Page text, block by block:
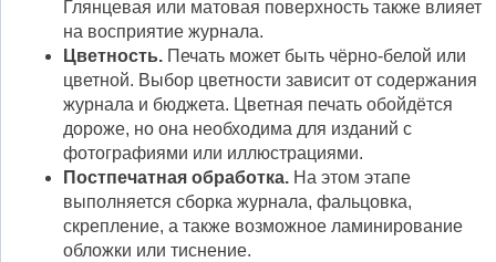
Глянцевая или матовая поверхность также влияет
на восприятие журнала.
Цветность. Печать может быть чёрно-белой или
цветной. Выбор цветности зависит от содержания
журнала и бюджета. Цветная печать обойдётся
дороже, но она необходима для изданий с
фотографиями или иллюстрациями.
Постпечатная обработка. На этом этапе
выполняется сборка журнала, фальцовка,
скрепление, а также возможное ламинирование
обложки или тиснение.